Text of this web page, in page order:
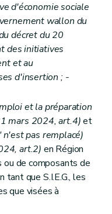
d'économie sociale
wallon du
décret du 20
des initiatives
et au
d'insertion ; -
et la préparation
mars 2024, art.4)et
pas remplacé)
art.2) en Région
de composants de
que S.I.E.G., les
que visées à